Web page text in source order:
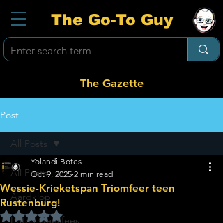
The Go-To Guy
The Gazette
Post
All Posts
Aardklop
Potch Geesfees
All Posts
Wessie-Krieketspan Triomfeer teen
Rustenburg!
Yolandi Botes
Oct 9, 2025 2 min read
Rated NaN out of 5 stars.